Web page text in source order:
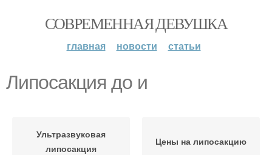
СОВРЕМЕННАЯ ДЕВУШКА
главная новости статьи
Липосакция до и
Ультразвуковая
липосакция
Цены на липосакцию